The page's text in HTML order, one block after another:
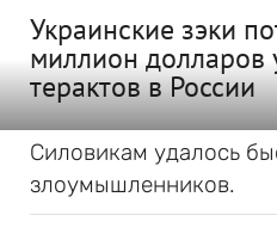
Украинские зэки
миллион долларов
терактов в России
Силовикам удалось
злоумышленников.